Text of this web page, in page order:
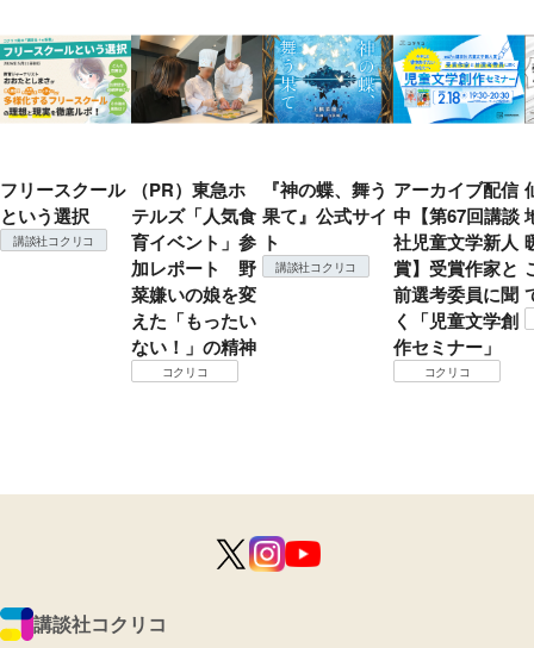
フリースクール
という選択
講談社コクリコ
（PR）東急ホ
テルズ「人気食
育イベント」参
加レポート 野
菜嫌いの娘を変
えた「もったい
ない！」の精神
コクリコ
『神の蝶、舞う
果て』公式サイ
ト
講談社コクリコ
アーカイブ配信
中【第67回講談
社児童文学新人
賞】受賞作家と
前選考委員に聞
く「児童文学創
作セミナー」
コクリコ
講談社コクリコ